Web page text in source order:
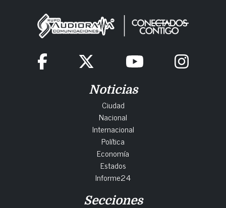
Noticias
Ciudad
Nacional
Internacional
Política
Economía
Estados
Informe24
Secciones